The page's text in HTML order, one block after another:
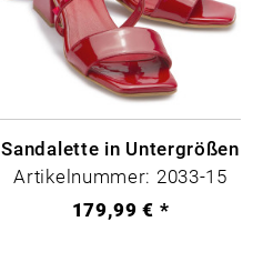
Sandalette in Untergrößen
Artikelnummer: 2033-15
179,99 € *